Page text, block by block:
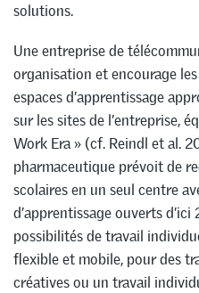
solutions.
Une entreprise de
organisation et encourage
espaces d’apprentissage
sur les sites de l’entreprise,
Work Era » (cf. Reindl et al.
pharmaceutique prévoit de
scolaires en un seul centre
d’apprentissage ouverts
possibilités de travail
flexible et mobile, pour des
créatives ou un travail